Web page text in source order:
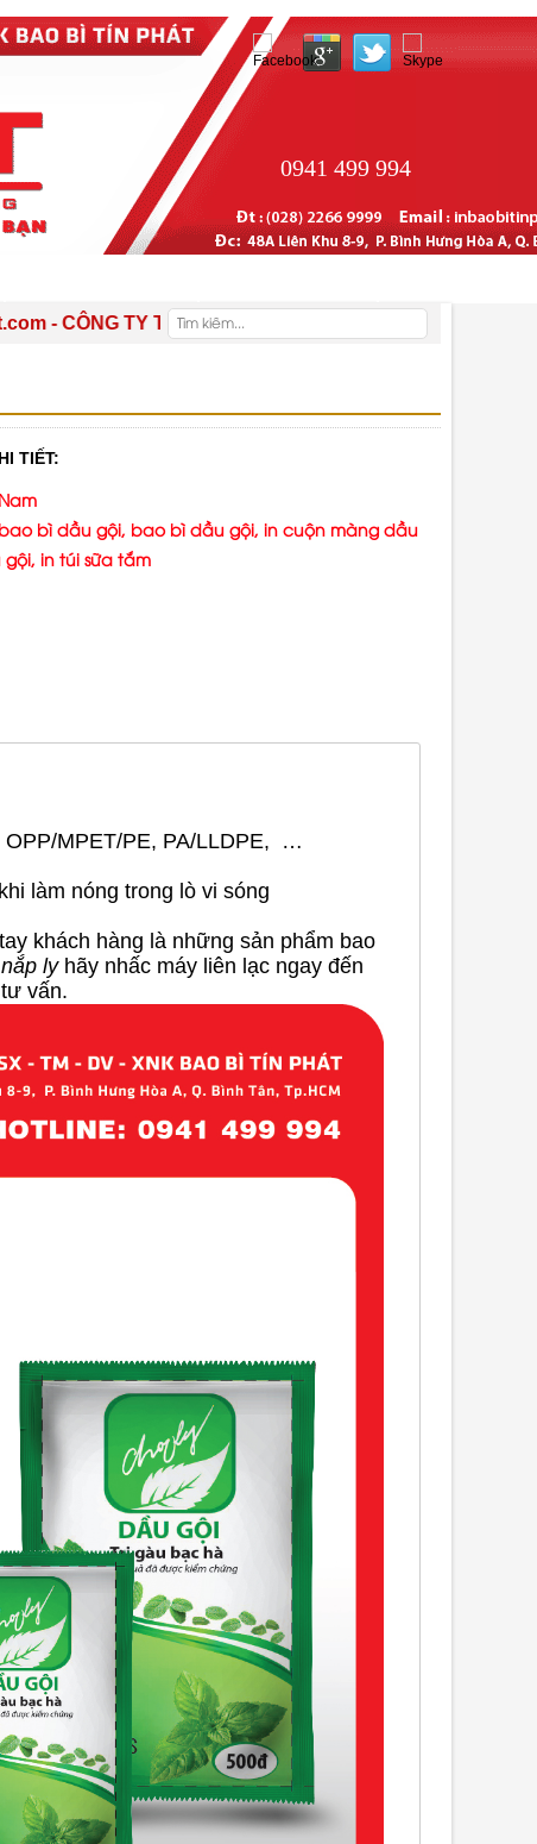
0941 499 994
TY TNHH SX TM DV XNK BAO BÌ TÍN PHÁT - Kính
TIẾT:
bì dầu gội, bao bì dầu gội, in cuộn màng dầu
in túi sữa tắm
MPET/PE, PA/LLDPE, …
làm nóng trong lò vi sóng
khách hàng là những sản phẩm bao
ly hãy nhấc máy liên lạc ngay đến
vấn.